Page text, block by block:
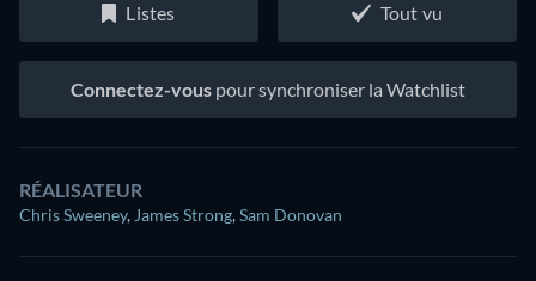
Listes Tout vu
Connectez-vous pour synchroniser la Watchlist
RÉALISATEUR
Chris Sweeney, James Strong,Sam Donovan